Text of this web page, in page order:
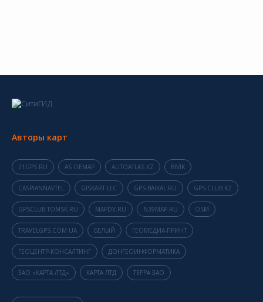
Авторы карт
21GPS.RU AS OEMAP AUTOATLAS.KZ BIVIK
CASPIANNAVTEL GISKART LLC GPS-BAIKAL.RU GPS-CLUB.KZ
GPSCLUB.TOMSK.RU MAPDV.RU N39MAP.RU OSM
TRAVELGPS.COM.UA БЕЛЫЙ ГЕОМЕДИА-ПРИНТ
ГЕОЦЕНТР-КОНСАЛТИНГ ДОНГЕОИНФОРМАТИКА
ЗАО «КАРТА ЛТД» КАРТА ЛТД ТЕРРА ЗАО